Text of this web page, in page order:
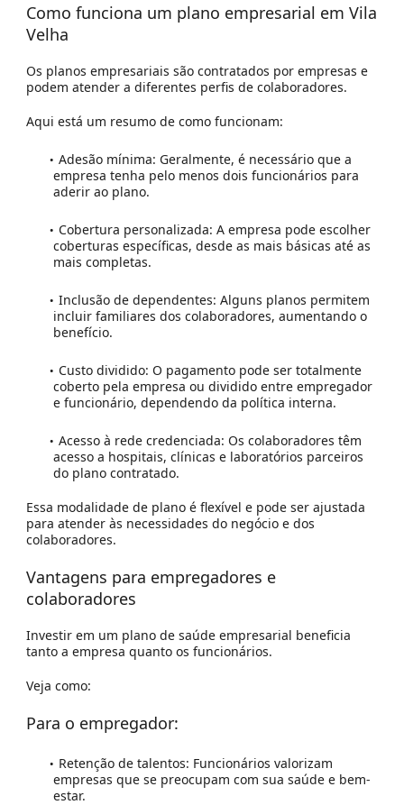
Como funciona um plano empresarial em Vila
Velha
Os planos empresariais são contratados por empresas e
podem atender a diferentes perfis de colaboradores.
Aqui está um resumo de como funcionam:
Adesão mínima: Geralmente, é necessário que a
empresa tenha pelo menos dois funcionários para
aderir ao plano.
Cobertura personalizada: A empresa pode escolher
coberturas específicas, desde as mais básicas até as
mais completas.
Inclusão de dependentes: Alguns planos permitem
incluir familiares dos colaboradores, aumentando o
benefício.
Custo dividido: O pagamento pode ser totalmente
coberto pela empresa ou dividido entre empregador
e funcionário, dependendo da política interna.
Acesso à rede credenciada: Os colaboradores têm
acesso a hospitais, clínicas e laboratórios parceiros
do plano contratado.
Essa modalidade de plano é flexível e pode ser ajustada
para atender às necessidades do negócio e dos
colaboradores.
Vantagens para empregadores e
colaboradores
Investir em um plano de saúde empresarial beneficia
tanto a empresa quanto os funcionários.
Veja como:
Para o empregador:
Retenção de talentos: Funcionários valorizam
empresas que se preocupam com sua saúde e bem-
estar.